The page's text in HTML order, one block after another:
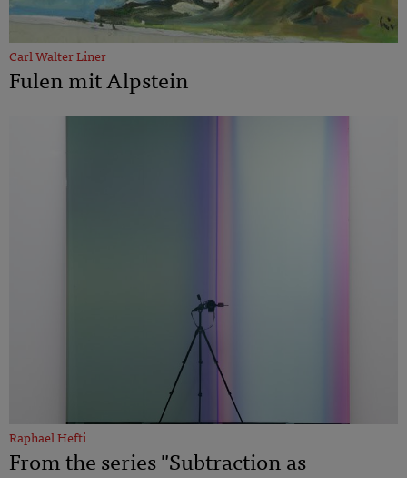
Carl Walter Liner
Fulen mit Alpstein
Raphael Hefti
From the series "Subtraction as